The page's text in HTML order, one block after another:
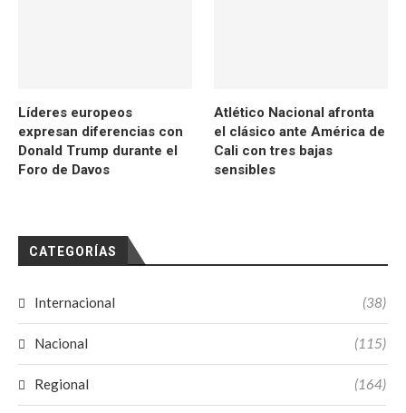
Líderes europeos
expresan diferencias con
Donald Trump durante el
Foro de Davos
Atlético Nacional afronta
el clásico ante América de
Cali con tres bajas
sensibles
CATEGORÍAS
Internacional (38)
Nacional (115)
Regional (164)